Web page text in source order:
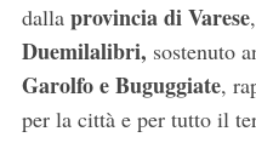
dalla provincia di Varese
Duemilalibri, sostenuto
Garolfo e Buguggiate,
per la città e per tutto il